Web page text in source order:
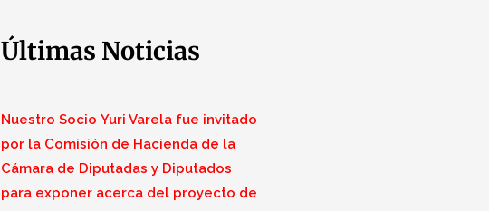
Últimas Noticias
Nuestro Socio Yuri Varela fue invitado
por la Comisión de Hacienda de la
Cámara de Diputadas y Diputados
para exponer acerca del proyecto de